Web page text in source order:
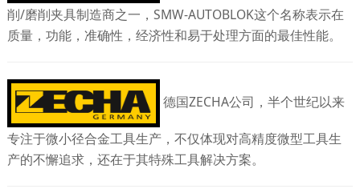
削/磨削夹具制造商之一，SMW-AUTOBLOK这个名称表示在
质量，功能，准确性，经济性和易于处理方面的最佳性能。
德国ZECHA公司，半个世纪以来
专注于微小径合金工具生产，不仅体现对高精度微型工具生
产的不懈追求，还在于其特殊工具解决方案。